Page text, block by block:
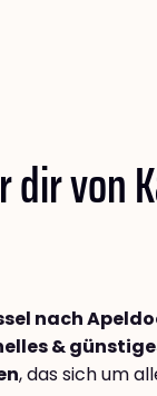
von
nach
&
, das sich um